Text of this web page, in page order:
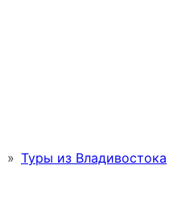
» Туры из Владивостока